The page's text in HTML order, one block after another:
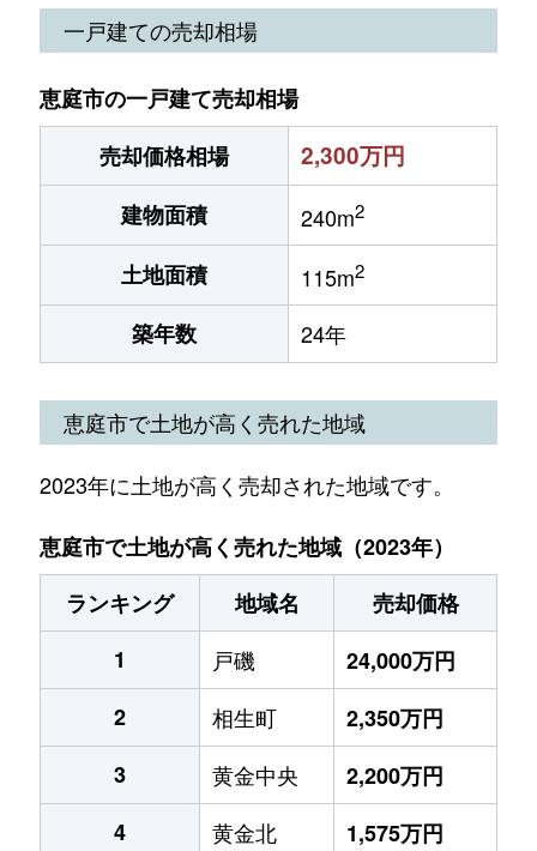
一戸建ての売却相場
恵庭市の一戸建て売却相場
売却価格相場
2,300万円
建物面積 240m2
土地面積 115m2
築年数 24年
恵庭市で土地が高く売れた地域
2023年に土地が高く売却された地域です。
恵庭市で土地が高く売れた地域（2023年）
ランキング
地域名
売却価格
1
戸磯
24,000万円
2
相生町
2,350万円
3
黄金中央
2,200万円
4
黄金北 1,575万円